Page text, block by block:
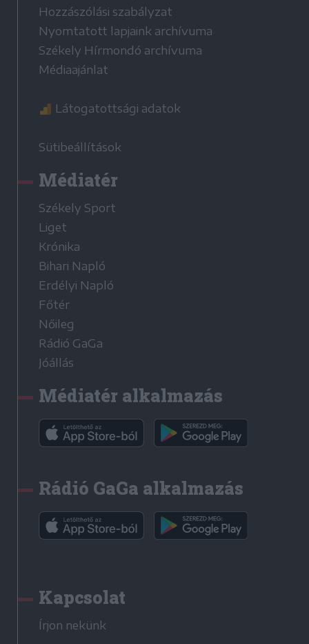
Hozzászólási szabályzat
Nyomtatott lapjaink archívuma
Székely Hírmondó archívuma
Médiaajánlat
Látogatottsági adatok
Sütibeállítások
Médiatér
Székely Sport
Liget
Krónika
Bihari Napló
Erdélyi Napló
Főtér
Nőileg
Rádió GaGa
Jóállás
Médiatér alkalmazás
Rádió GaGa alkalmazás
Kapcsolat
Írjon nekünk